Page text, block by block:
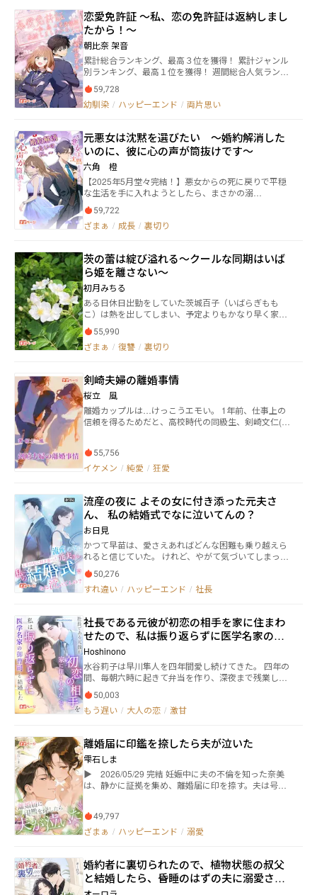
── 気づけば私は、彼にプロポーズ！ さらに、一緒に
暮らすことに！ 穏やかな日常の中、どんどん彼に惹か
れていくけれど 彼の心には、踏み込めない境界線があ
って……。 ゆっくりと、でも確かに育っていく二人の
関係の行方は？ ーーーーー ※タイトル略称は「逆ゼ
ロ」です。 ※セルフレイティングはSeason2以降です
恋愛免許証 ～私、恋の免許証は返納しまし
たから！～
朝比奈 架音
累計総合ランキング、最高３位を獲得！ 累計ジャンル
別ランキング、最高１位を獲得！ 週間総合人気ランキ
ング、最高１位を獲得！ ジャンル別週間ランキング&
月間ランキングで『人気』『アクティブ』『応援』
『新作』で１位の４冠獲得！ 応援してくださる皆さ
校１年の春休みの２日前、日野原 結衣は人生初の告
白をされ、人生初の彼氏ができる。 相手は、学校内
でも人気の高い翔先輩。 これから訪れる春休みに期
待は大きく膨らむ。 ――だけど次の日、先輩はとある罪
で停学となってしまった。 それは、恋愛免許証・偽
造の罪。 【恋愛法 第４条】 『恋愛をし、告白しよう
とする者は、公安委員会の恋愛免許証を取得しなけれ
ばならない』 ストーカー、DV、離婚……。 多発
する恋愛がらみの事件や問題に対抗すべく、政府は
愛は重大な法律違反となった。 更に先輩は他にも付
き合っている人がいて、安全恋愛義務違反となる脇見
恋愛の常習犯。 そのほか出会ってすぐに告白するス
ピード違反や、相手の状況・立場を考えない一時停止
無視違反など、数々の余罪があった。 こうして先輩
との交際が１日で破局となった結衣は、 「もう恋なん
てしない！」 と、免許証を返納してしまうのだっ
た。 それから数日が過ぎて新学期。 ２年生になっ
た結衣は、親友たちと同じクラスになれたことを喜び
合っていた。 ——そのとき、 「そこ、俺の席なんだ
の同級生で結衣の初恋の人、月島 蓮だった。 別々
の中学に進学した二人は、実に４年ぶりの再会。 ク
ールな姿に成長した彼に、結衣の胸は高鳴りを覚え
る。 再び動き出す二人の時、その心の行方は……！
これは恋を失った少女の青春ラブストーリー。 あ
59,728
幼馴染 / ハッピーエンド / 両片思い
元悪女は沈黙を選びたい ～婚約解消した
いのに、彼に心の声が筒抜けです～
六角 橙
【2025年5月堂々完結！】悪女からの死に戻りで平穏
な生活を手に入れようとしたら、まさかの溺
愛……！？ 婚約者から悪女と呼ばれ、周囲から蔑まれ
た蘇我紗希は河原で命を落とすも、気が付くと5年前に
巻き戻っていた。 人生をやり直そうと婚約解消を婚約
しても、想像と違う結末ばかり。 実は昇吾には、紗希
の心の声が筒抜けになり、彼女が死に戻ったことがバ
レていた。 紗希に惚れなおした昇吾から溺愛される、
死に戻りの元悪女の未来は……？！ 【主な登場人物】
蘇我紗希・・・悪女として惨めに命を落とした直後、5
年前に死に戻る。生き延びるため婚約解消の道を選ぶ
が…。 青木昇吾・・・紗希の婚約者。心読という一族
の力が突然発揮され、紗希の心の声が聞き取れるよう
になる。 華崎真琴・・・昇吾の幼馴染にして恋人と目
られようと昇吾に近づく。 宮本均・・・昇吾の親友。
絡繰りという宮本家に伝わる能力を有し、昇吾を助け
てきた。 小田莉々果・・・紗希の親友。登録者数2000
万人越えのトップ配信者。前世の記憶を受け継ぐ力を
持っている。 白川篤・・・昇吾のライバル。俳優とし
る目的のため、本妻のある身ながら隠し子を設け続け
て居る。
59,722
ざまぁ / 成長 / 裏切り
茨の蕾は綻び溢れる〜クールな同期はいば
ら姫を離さない〜
初月みちる
ある日休日出勤をしていた茨城百子（いばらぎもも
こ）は熱を出してしまい、予定よりもかなり早く家に
帰り着いたのだが、そこで見たのは同棲している彼氏
が知らない女性を部屋に連れ込んでいる光景だった。
その場から逃げ出した百子は、家に帰る気にはなれず
（しののめはると）に助けられ、家に帰るのを拒む百
子を陽翔は自身の家へと招き入れて看病することにな
った。 そして百子は家が決まるまでの間は陽翔の提案
により彼の家に居候することになる。 だが陽翔は百子
を逃がすつもりはないようで……？ 裏切りで傷ついた
までのラブストーリーです
55,990
ざまぁ / 復讐 / 裏切り
剣崎夫婦の離婚事情
桜立 風
離婚カップルは…けっこうエモい。 1年前、仕事上の
信頼を得るためだと、高校時代の同級生、剣崎文仁(け
おくのはいいかもしれないと、文仁のプロポーズを受
ける。 だが1年後、凛は離婚を切り出す。 理由を聞き
かなか縁が切れない2人。 簡単な結婚、そして離婚を
した2人の心情の裏には、それぞれの両親や家族を含む
お互いにまだ知らない、複雑な思いが渦巻いていた。
本当は、最高のパートナーのはずなのに、素直になれ
ない理由とは。 そんな時、凛のトラウマの元凶、父親
の龍二から連絡があり… 結婚とは、家族になるとは…
男女の愛、親子愛、様々なカタチの愛憎を知りなが
ら、簡単な結婚、そして離婚をした2人が選ぶ未来。
55,756
イケメン / 純愛 / 狂愛
流産の夜に よその女に付き添った元夫さ
ん、 私の結婚式でなに泣いてんの？
お日見
かつて早苗は、愛さえあればどんな困難も乗り越えら
れると信じていた。 けれど、やがて気づいてしまった――
夫・古賀俊介の愛は、自分ひとりに向けられたもので
はなかったのだと。 中地清華のせいで職を失ったと
き、俊介はこう言った。 「清華はまだ若い。将来を台
だ一人で、早苗が嘲笑の的となっても、俊介は冷たく
言い放った。 「清華は母さんの命の恩人だ。悪いの
は……母さんに気に入られなかった君の方だろう」 そ
して――清華に車で轢かれ、流産したあの夜。 俊介は清華
の腕を取り、夜空に咲く大輪の花火を見上げながら、
無情に言った。 「子どもはまた作ればいい。でも、清
華に何かあったら取り返しがつかない」 その夜、早苗
は命を落としかけ、かつて俊介を愛した心も完全に死
んだ。 ……後に人々は言う。「愛妻家の古賀さんはあ
た」と。 だが――あるパーティーで、俊介は亡き妻によく
似た女性を見つける。 思わず駆け寄ろうとしたその瞬
間、一人の男が立ちふさがった。 その男は圧倒的な存
在感を放ちながら、低く冷ややかに言い放つ。 「彼女
は俺の妻だ。そして……お前の叔母でもある。――もう二
度と、その目で彼女を見るな。」
50,276
すれ違い / ハッピーエンド / 社長
社長である元彼が初恋の相手を家に住まわ
せたので、私は振り返らずに医学名家の御
曹司と結婚した
Hoshinono
水谷莉子は早川隼人を四年間愛し続けてきた。 四年の
間、毎朝六時に起きて弁当を作り、深夜まで残業して
企画を仕上げ、 夢だった仕事を辞めてまで彼の起業を
支えた。 しかし、彼の初恋が戻ってきた。 「美咲はし
ばらく俺の家に住むから、理解してくれるよな？」 歯
遅刻ですか？ 皆さんがあなたみたいだったら会社は
成り立ちませんよ。」 その瞬間、彼女はようやく悟っ
た。 四年間の卑屈な献身など、彼にとっては“当然”で
しかなかったのだと。 「……辞職します。」 桜が散る
日に、彼女は彼のもとを去った。 まさか、運命
医学部の主治医であり、神宮寺医療グループの後継
者、 九条朝陽。 深夜、彼女を救急に運んでくれた彼
は、優しく言った。 「これからは、何かあったら一番
な眼差しで言った。 「君は、好きなことをしていいん
だよ。君にはその価値がある。」 そして桜の木の下、
片膝をついて彼は言った。 「俺と結婚してくれ。君を
一生、幸せにしたい。」 その頃になってようやく早川
50,003
もう遅い / 大人の恋 / 激甘
離婚届に印鑑を捺したら夫が泣いた
雫石しま
️▶️ 2026/05/29 完結 妊娠中に夫の不倫を知った奈美
は、静かに証拠を集め、離婚届に印を捺す。夫は号泣
びの母性 ――過去の痛みを力に変え、強く、温かく、確実
に未来を掴み取る、母性逆転譚。 ️
49,797
ざまぁ / ハッピーエンド / 溺愛
婚約者に裏切られたので、植物状態の叔父
と結婚したら、昏睡のはずの夫に溺愛され
ています